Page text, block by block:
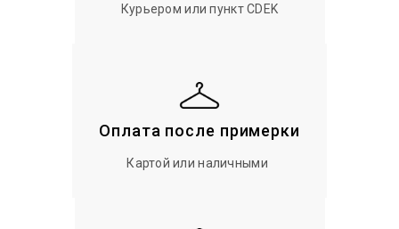
Курьером или пункт CDEK
Оплата после примерки
Картой или наличными